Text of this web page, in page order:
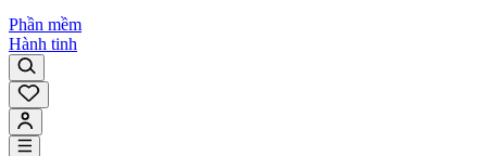
Phần mềm
Hành tinh